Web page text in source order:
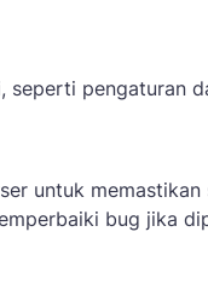
seperti pengaturan
untuk
bug jika